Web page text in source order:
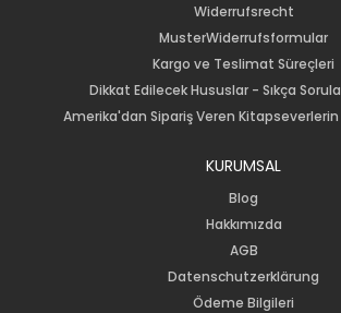
Widerrufsrecht
MusterWiderrufsformular
Kargo ve Teslimat Süreçleri
Dikkat Edilecek Hususlar - Sıkça
Amerika'dan Sipariş Veren
KURUMSAL
Blog
Hakkımızda
AGB
Datenschutzerklärung
Ödeme Bilgileri